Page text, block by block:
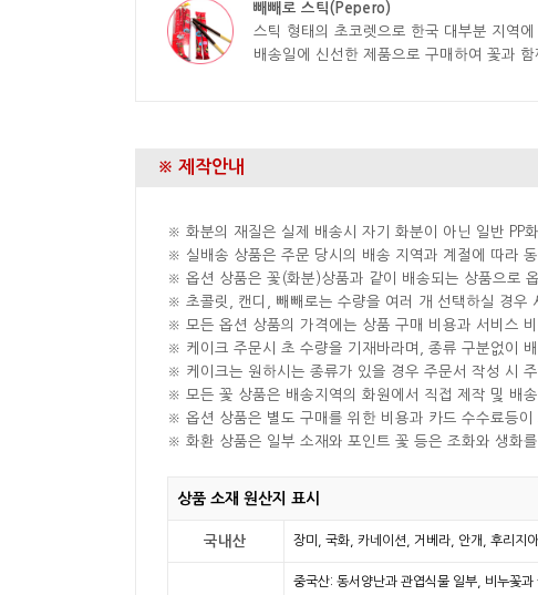
빼빼로 스틱(Pepero)
스틱 형태의 초코렛으로 한국 대부분 지역에
배송일에 신선한 제품으로 구매하여 꽃과 함
※ 제작안내
※ 화분의 재질은 실제 배송시 자기 화분이 아닌 일반 PP
※ 실배송 상품은 주문 당시의 배송 지역과 계절에 따라
※ 옵션 상품은 꽃(화분)상품과 같이 배송되는 상품으로
※ 초콜릿, 캔디, 빼빼로는 수량을 여러 개 선택하실 경우
※ 모든 옵션 상품의 가격에는 상품 구매 비용과 서비스
※ 케이크 주문시 초 수량을 기재바라며, 종류 구분없이
※ 케이크는 원하시는 종류가 있을 경우 주문서 작성 시
※ 모든 꽃 상품은 배송지역의 화원에서 직접 제작 및 배
※ 옵션 상품은 별도 구매를 위한 비용과 카드 수수료등
※ 화환 상품은 일부 소재와 포인트 꽃 등은 조화와 생화
상품 소재 원산지 표시
국내산 장미, 국화, 카네이션, 거베라, 안개, 후리지
중국산: 동서양난과 관엽식물 일부, 비누꽃